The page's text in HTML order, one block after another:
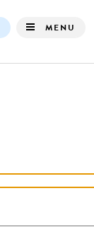
MENU